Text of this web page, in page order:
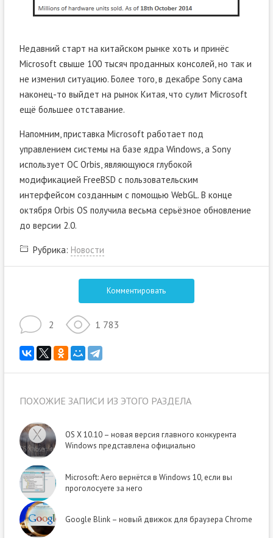
Недавний старт на китайском рынке хоть и принёс
Microsoft свыше 100 тысяч проданных консолей, но так и
не изменил ситуацию. Более того, в декабре Sony сама
наконец-то выйдет на рынок Китая, что сулит Microsoft
ещё большее отставание.
Напомним, приставка Microsoft работает под
управлением системы на базе ядра Windows, а Sony
использует ОС Orbis, являющуюся глубокой
модификацией FreeBSD с пользовательским
интерфейсом созданным с помощью WebGL. В конце
октября Orbis OS получила весьма серьёзное обновление
до версии 2.0.
Рубрика: Новости
Комментировать
2 1 783
ПОХОЖИЕ ЗАПИСИ ИЗ ЭТОГО РАЗДЕЛА
OS X 10.10 – новая версия главного конкурента
Windows представлена официально
Microsoft: Aero вернётся в Windows 10, если вы
проголосуете за него
Google Blink – новый движок для браузера Chrome